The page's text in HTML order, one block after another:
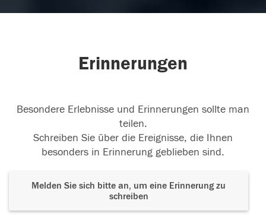
Erinnerungen
Besondere Erlebnisse und Erinnerungen sollte man
teilen.
Schreiben Sie über die Ereignisse, die Ihnen
besonders in Erinnerung geblieben sind.
Melden Sie sich bitte an, um eine Erinnerung zu
schreiben